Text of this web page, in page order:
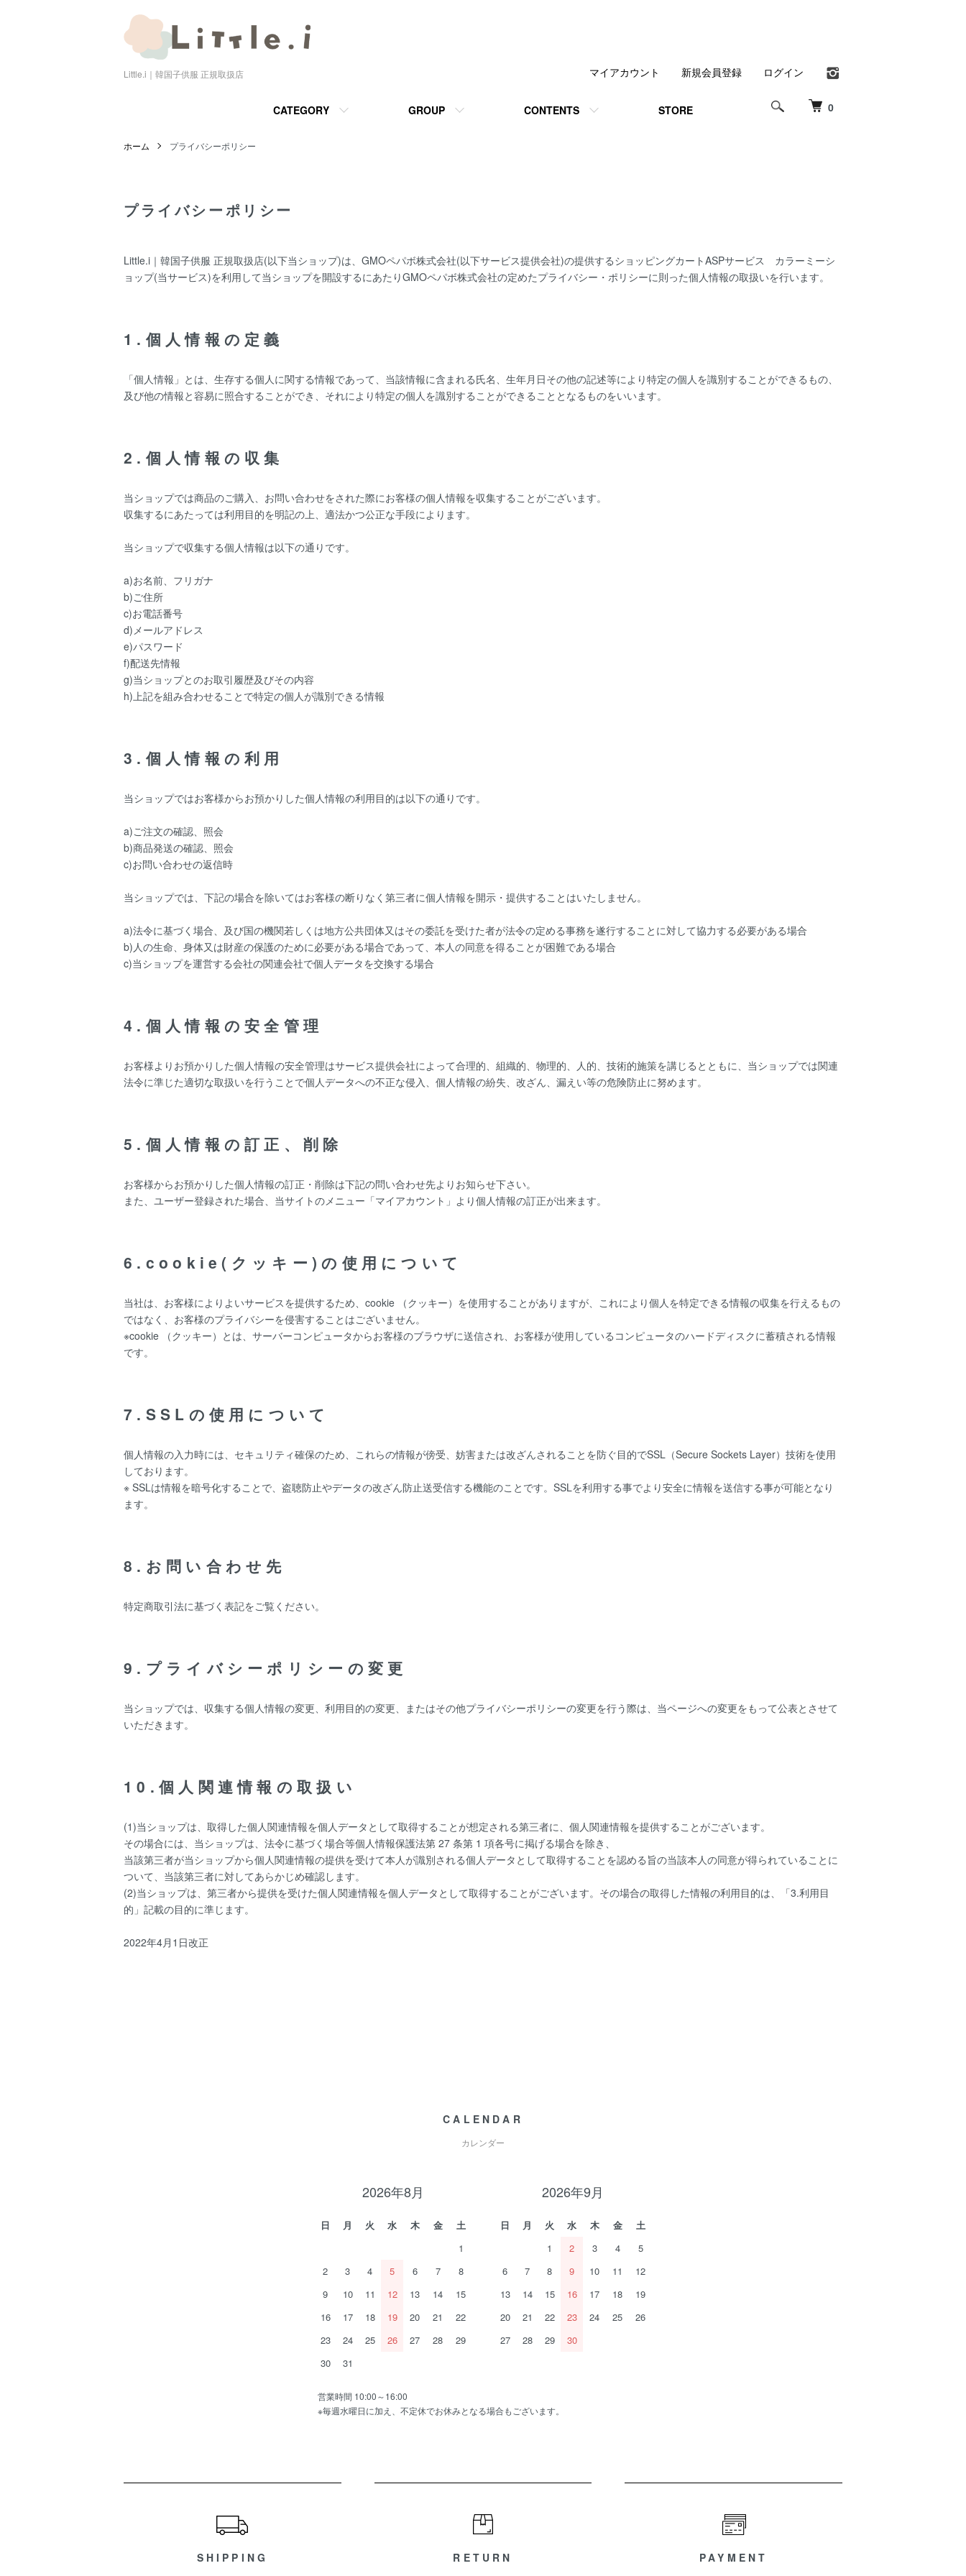
Little.i｜韓国子供服 正規取扱店
0
CATEGORY GROUP CONTENTS STORE
マイアカウント 新規会員登録 ログイン
ホーム プライバシーポリシー
プライバシーポリシー
Little.i｜韓国子供服 正規取扱店(以下当ショップ)は、 GMOペパボ株式会社(以下サービス提供会社)の提供するショッピングカートASPサービス カラーミーシ
ョップ(当サービス)を利用して当ショップを開設するにあたりGMOペパボ株式会社の定めたプライバシー・ポリシーに則った個人情報の取扱いを行います。
1.個人情報の定義
「個人情報」とは、生存する個人に関する情報であって、当該情報に含まれる氏名、生年月日その他の記述等により特定の個人を識別することができるもの、
及び他の情報と容易に照合することができ、それにより特定の個人を識別することができることとなるものをいいます。
2.個人情報の収集
当ショップでは商品のご購入、お問い合わせをされた際にお客様の個人情報を収集することがございます。
収集するにあたっては利用目的を明記の上、適法かつ公正な手段によります。
当ショップで収集する個人情報は以下の通りです。
a)お名前、フリガナ
b)ご住所
c)お電話番号
d)メールアドレス
e)パスワード
f)配送先情報
g)当ショップとのお取引履歴及びその内容
h)上記を組み合わせることで特定の個人が識別できる情報
3.個人情報の利用
当ショップではお客様からお預かりした個人情報の利用目的は以下の通りです。
a)ご注文の確認、照会
b)商品発送の確認、照会
c)お問い合わせの返信時
当ショップでは、下記の場合を除いてはお客様の断りなく第三者に個人情報を開示・提供することはいたしません。
a)法令に基づく場合、及び国の機関若しくは地方公共団体又はその委託を受けた者が法令の定める事務を遂行することに対して協力する必要がある場合
b)人の生命、身体又は財産の保護のために必要がある場合であって、本人の同意を得ることが困難である場合
c)当ショップを運営する会社の関連会社で個人データを交換する場合
4.個人情報の安全管理
お客様よりお預かりした個人情報の安全管理はサービス提供会社によって合理的、組織的、物理的、人的、技術的施策を講じるとともに、当ショップでは関連
法令に準じた適切な取扱いを行うことで個人データへの不正な侵入、個人情報の紛失、改ざん、漏えい等の危険防止に努めます。
5.個人情報の訂正、削除
お客様からお預かりした個人情報の訂正・削除は下記の問い合わせ先よりお知らせ下さい。
また、ユーザー登録された場合、当サイトのメニュー「マイアカウント」より個人情報の訂正が出来ます。
6.cookie(クッキー)の使用について
当社は、お客様によりよいサービスを提供するため、cookie （クッキー）を使用することがありますが、これにより個人を特定できる情報の収集を行えるもの
ではなく、お客様のプライバシーを侵害することはございません。
※cookie （クッキー）とは、サーバーコンピュータからお客様のブラウザに送信され、お客様が使用しているコンピュータのハードディスクに蓄積される情報
です。
7.SSLの使用について
個人情報の入力時には、セキュリティ確保のため、これらの情報が傍受、妨害または改ざんされることを防ぐ目的でSSL（Secure Sockets Layer）技術を使用
しております。
※ SSLは情報を暗号化することで、盗聴防止やデータの改ざん防止送受信する機能のことです。SSLを利用する事でより安全に情報を送信する事が可能となり
ます。
8.お問い合わせ先
特定商取引法に基づく表記をご覧ください。
9.プライバシーポリシーの変更
当ショップでは、収集する個人情報の変更、利用目的の変更、またはその他プライバシーポリシーの変更を行う際は、当ページへの変更をもって公表とさせて
いただきます。
10.個人関連情報の取扱い
(1)当ショップは、取得した個人関連情報を個人データとして取得することが想定される第三者に、個人関連情報を提供することがございます。
その場合には、当ショップは、法令に基づく場合等個人情報保護法第 27 条第 1 項各号に掲げる場合を除き、
当該第三者が当ショップから個人関連情報の提供を受けて本人が識別される個人データとして取得することを認める旨の当該本人の同意が得られていることに
ついて、当該第三者に対してあらかじめ確認します。
(2)当ショップは、第三者から提供を受けた個人関連情報を個人データとして取得することがございます。その場合の取得した情報の利用目的は、「3.利用目
的」記載の目的に準じます。
2022年4月1日改正
CALENDAR
カレンダー
2026年8月
日 月 火 水 木 金
土
1
2
3 4 5 6 7
8
9
10 11 12 13 14
15
16
17 18 19 20 21
22
23
24 25 26 27 28
29
30
31
2026年9月
日 月 火 水 木 金
土
1
2 3 4
5
6
7 8 9 10 11
12
13
14 15 16 17 18
19
20
21 22 23 24 25
26
27
28 29 30
営業時間 10:00～16:00
※毎週水曜日に加え、不定休でお休みとなる場合もございます。
SHIPPING RETURN PAYMENT